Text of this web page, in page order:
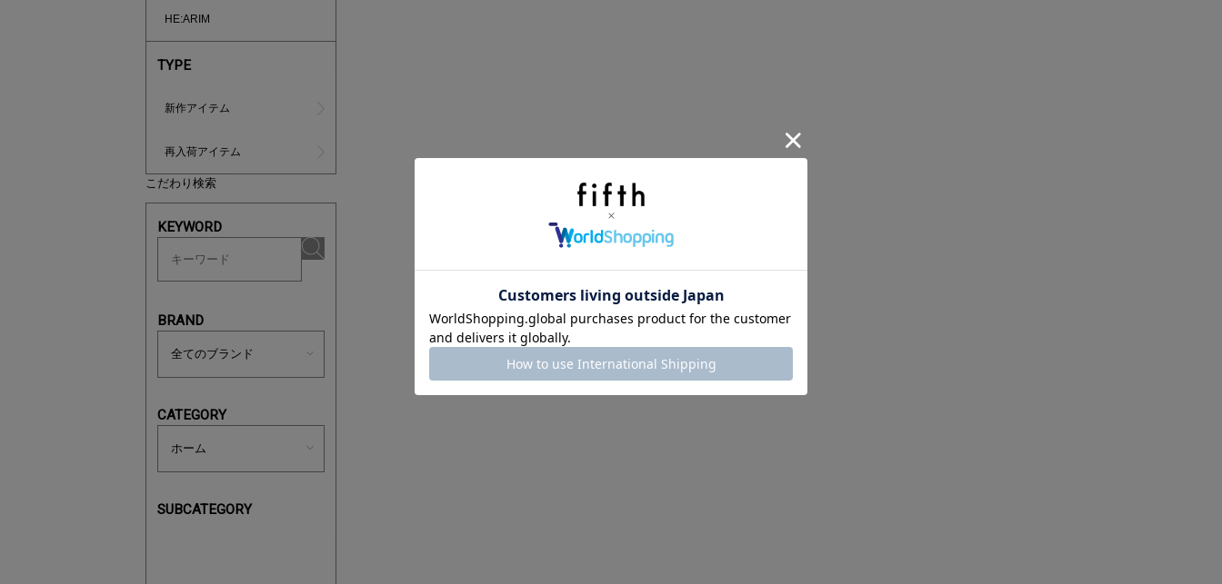
HE:ARIM
TYPE
新作アイテム
再入荷アイテム
こだわり検索
KEYWORD
BRAND
CATEGORY
SUBCATEGORY
ノベルティ第1弾
サシェ（香り袋）を先着200名様にプレゼント！